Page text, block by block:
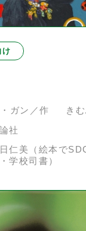
け
ガン／作 きむ
社
仁美（絵本で
学校司書）